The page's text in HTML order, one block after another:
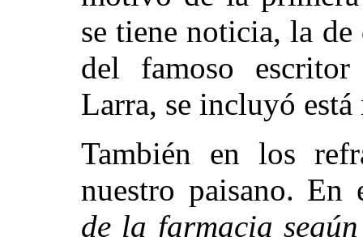
se tiene noticia, la
del famoso
Larra, se incluyó
También en los
nuestro paisano.
de la farmacia